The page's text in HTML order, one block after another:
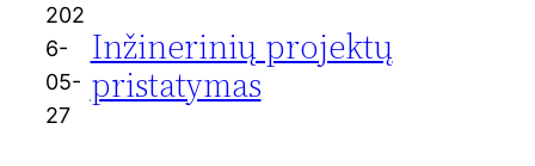
202
6-
05-
27
Inžinerinių projektų
pristatymas